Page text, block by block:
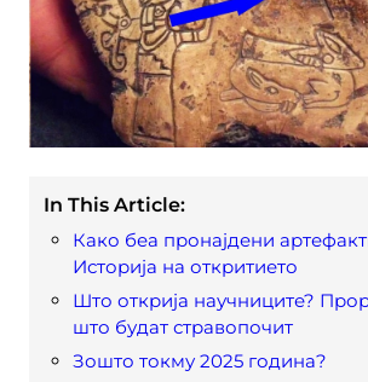
In This Article:
Како беа пронајдени
Историја на откритието
Што открија научниците?
што будат стравопочит
Зошто токму 2025 година?